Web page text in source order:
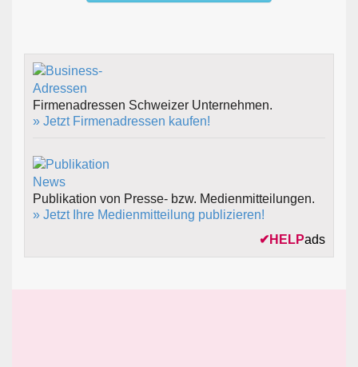
Firmenadressen Schweizer Unternehmen.
» Jetzt Firmenadressen kaufen!
Publikation von Presse- bzw. Medienmitteilungen.
» Jetzt Ihre Medienmitteilung publizieren!
✔ HELPads